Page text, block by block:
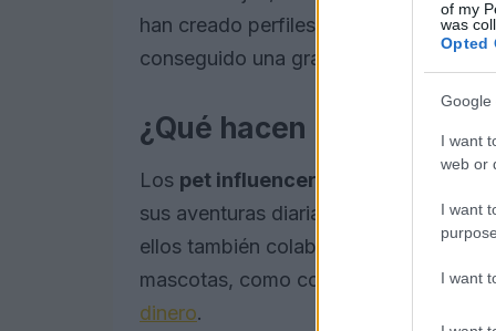
of my
was
Opted
Google
I want
web or
I want
I want
han creado perfiles en redes sociales
conseguido una gran cantidad de
¿Qué hacen los pet
Los pet influencers
comparten
sus aventuras diarias, trucos y
ellos también colaboran con marcas
mascotas, como comida, juguetes o
dinero.